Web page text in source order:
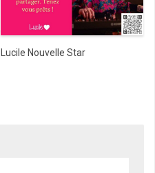
Lucile Nouvelle Star